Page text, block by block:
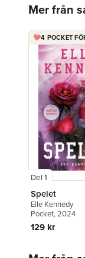
Mer från
4 POCKET
Del 1
Spelet
Elle Kennedy
Pocket, 2024
129 kr